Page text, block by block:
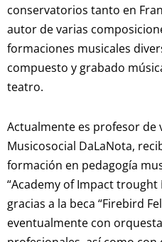
conservatorios tanto en
autor de varias
formaciones musicales
compuesto y grabado
teatro.
Actualmente es profesor de
Musicosocial DaLaNota,
formación en pedagogía
“Academy of Impact trought
gracias a la beca “Firebird
eventualmente con